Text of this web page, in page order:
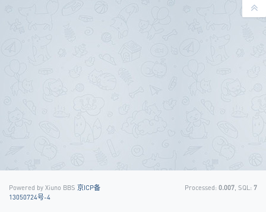
Powered by Xiuno BBS 京ICP备
13050724号-4
Processed: 0.007 , SQL: 7